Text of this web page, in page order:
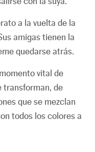
a la vuelta de la
amigas tienen la
quedarse atrás.
vital de
transforman, de
que se mezclan
todos los colores a